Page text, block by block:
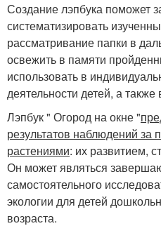
Создание лэпбука поможет
систематизировать
рассматривание папки в
освежить в памяти
использовать в
деятельности детей, а
Лэпбук " Огород на окне "
результатов наблюдений
растениями: их развитием,
Он может являться
самостоятельного
экологии для детей
возраста.